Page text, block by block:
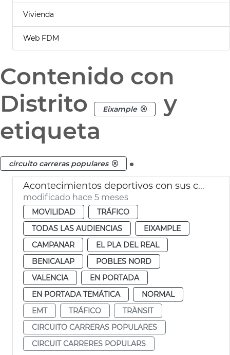
Vivienda
Web FDM
Contenido con
Distrito
Eixample
y
etiqueta
circuito carreras populares .
Acontecimientos deportivos con sus cortes de tráfico en València
modificado hace 5 meses
MOVILIDAD
TRÁFICO
TODAS LAS AUDIENCIAS
EIXAMPLE
CAMPANAR
EL PLA DEL REAL
BENICALAP
POBLES NORD
VALENCIA
EN PORTADA
EN PORTADA TEMÁTICA
NORMAL
EMT
TRÁFICO
TRÀNSIT
CIRCUITO CARRERAS POPULARES
CIRCUIT CARRERES POPULARS